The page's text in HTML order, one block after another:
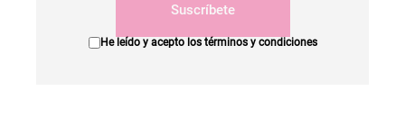
Suscríbete
He leído y acepto los términos y condiciones